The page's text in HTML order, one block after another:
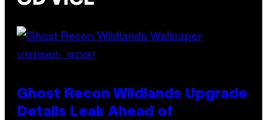
SCREENSHOT: UBISOFT
Ghost Recon Wildlands Upgrade
Details Leak Ahead of